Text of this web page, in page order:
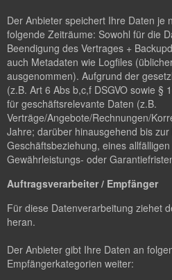
Der Anbieter speichert Ihre Daten je
folgende Zeiträume: Sowohl für die
Beendigung des Vertrages +
auch Metadaten wie Logfiles
ausgenommen). Aufgrund der
(z.B. Art 6 Abs b,c,f DSGVO sowie §
für geschäftsrelevante Daten (z.B.
Verträge/Angebote/Rechnungen/
Jahre; darüber hinausgehend bis
Geschäftsbeziehung, eines
Gewährleistungs- oder
Auftragsverarbeiter / Empfänger
Für diese Datenverarbeitung ziehet
heran.
Der Anbieter gibt Ihre Daten an
Empfängerkategorien weiter: